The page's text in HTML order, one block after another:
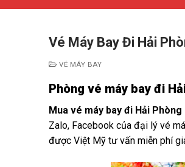
Vé Máy Bay Đi Hải
VÉ MÁY BAY
Phòng vé máy bay đi
Mua vé máy bay đi Hải
Zalo, Facebook của đại lý vé
được Việt Mỹ tư vấn miễn phí